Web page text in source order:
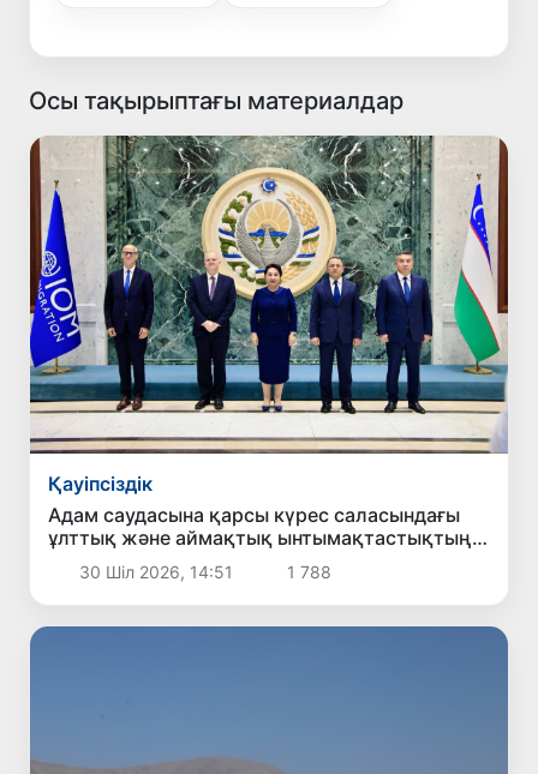
Осы тақырыптағы материалдар
Қауіпсіздік
Адам саудасына қарсы күрес саласындағы
ұлттық және аймақтық ынтымақтастықтың
жаңа басым бағыттары белгіленді
30 Шіл 2026, 14:51 1 788